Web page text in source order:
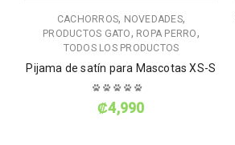
CACHORROS, NOVEDADES,
PRODUCTOS GATO, ROPA PERRO,
TODOS LOS PRODUCTOS
Pijama de satín para Mascotas XS-S
₡4,990